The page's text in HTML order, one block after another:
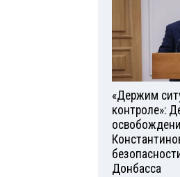
«Держим
контроле»:
Донбасса